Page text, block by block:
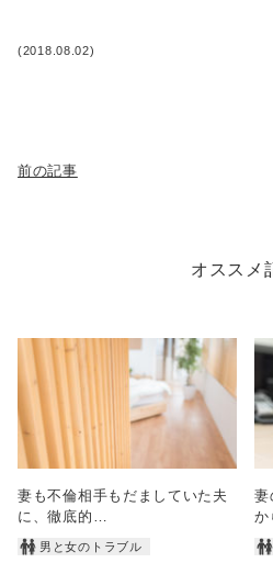
(2018.08.02)
前の記事
オススメ
妻も不倫相手もだましていた夫
に、徹底的…
男と女のトラブル
妻